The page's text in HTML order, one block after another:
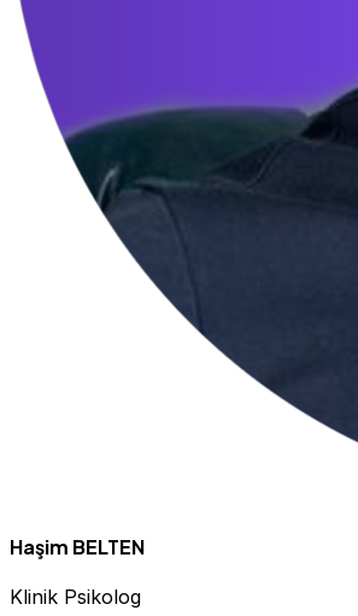
Haşim BELTEN
Klinik Psikolog